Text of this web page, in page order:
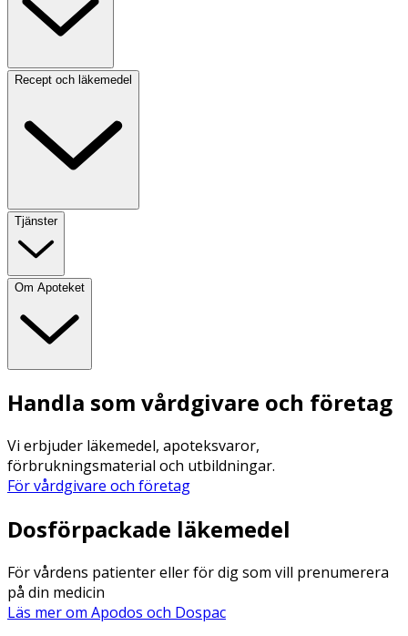
Recept och läkemedel
Tjänster
Om Apoteket
Handla som vårdgivare och företag
Vi erbjuder läkemedel, apoteksvaror,
förbrukningsmaterial och utbildningar.
För vårdgivare och företag
Dosförpackade läkemedel
För vårdens patienter eller för dig som vill prenumerera
på din medicin
Läs mer om Apodos och Dospac